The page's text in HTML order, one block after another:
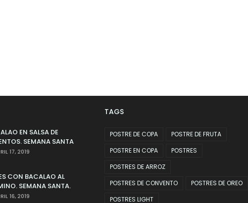
EN SALSA DE
SEMANA SANTA
17, 2019
CON BACALAO AL
SEMANA SANTA.
16, 2019
TAGS
POSTRE DE COPA
POSTRE DE FRUTA
POSTRE EN COPA
POSTRES
POSTRES DE ARROZ
POSTRES DE CONVENTO
POSTRES DE OREO
POSTRES LIGHT